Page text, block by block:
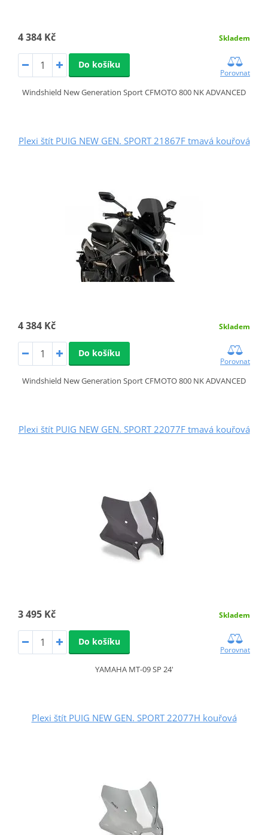
4 384 Kč Skladem
Do košíku
Porovnat
Windshield New Generation Sport CFMOTO 800 NK ADVANCED
Plexi štít PUIG NEW GEN. SPORT 21867F tmavá kouřová
4 384 Kč Skladem
Do košíku
Porovnat
Windshield New Generation Sport CFMOTO 800 NK ADVANCED
Plexi štít PUIG NEW GEN. SPORT 22077F tmavá kouřová
3 495 Kč Skladem
Do košíku
Porovnat
YAMAHA MT-09 SP 24'
Plexi štít PUIG NEW GEN. SPORT 22077H kouřová